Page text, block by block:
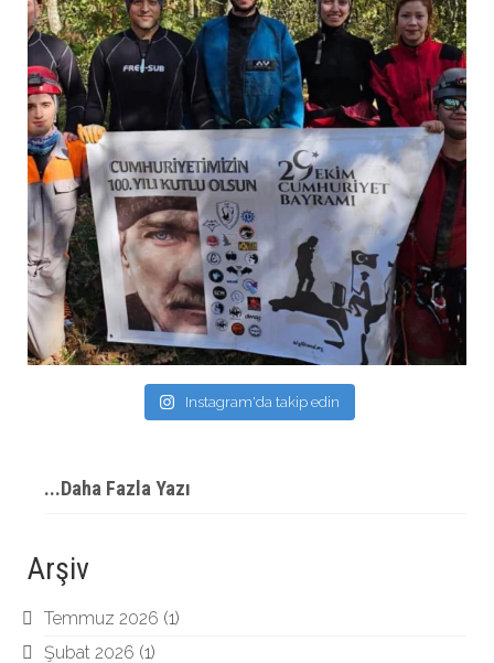
Instagram'da takip edin
...Daha Fazla Yazı
Arşiv
Temmuz 2026 (1)
Şubat 2026 (1)